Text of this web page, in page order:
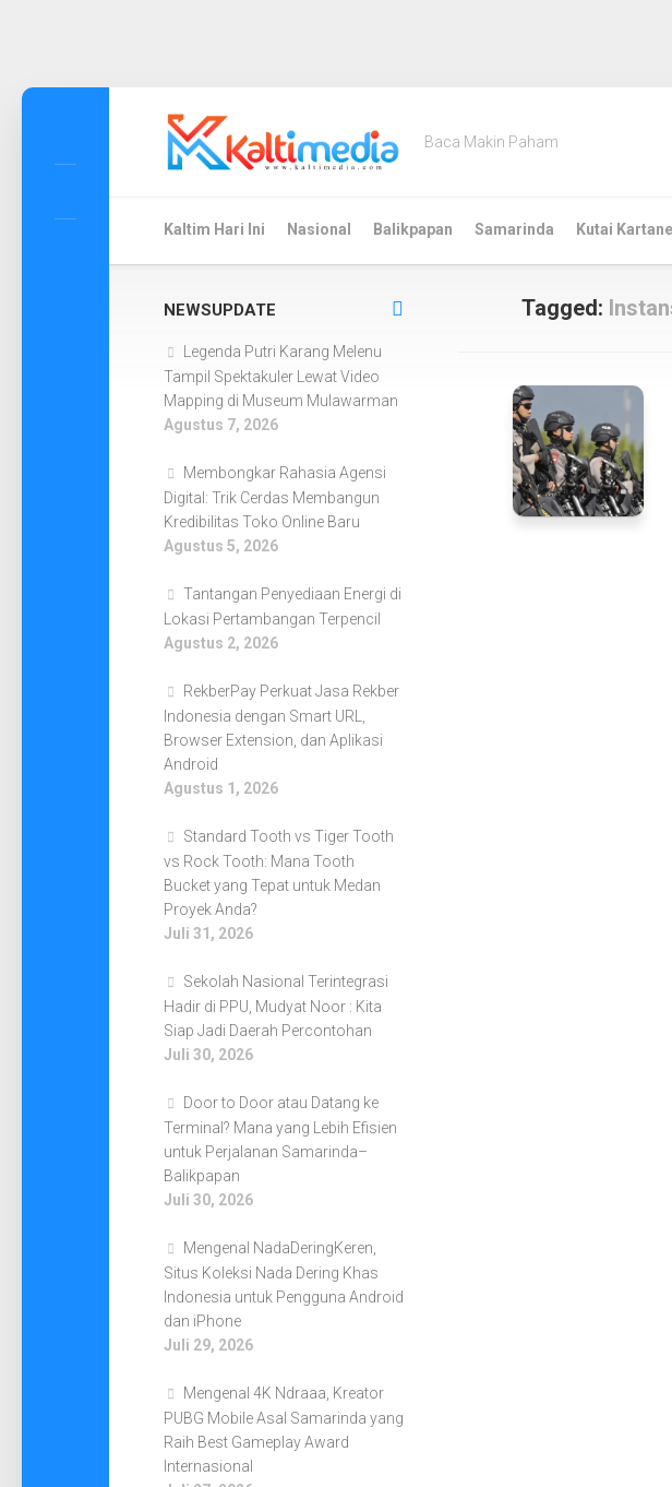
Skip
Baca Makin Paham
Kaltim Hari Ini Nasional Balikpapan Samarinda Kutai
Tagged:
NEWSUPDATE
Legenda Putri Karang Melenu
Tampil Spektakuler Lewat Video
Mapping di Museum Mulawarman
Agustus 7, 2026
Membongkar Rahasia Agensi
Digital: Trik Cerdas Membangun
Kredibilitas Toko Online Baru
Agustus 5, 2026
Tantangan Penyediaan Energi di
Lokasi Pertambangan Terpencil
Agustus 2, 2026
RekberPay Perkuat Jasa Rekber
Indonesia dengan Smart URL,
Browser Extension, dan Aplikasi
Android
Agustus 1, 2026
Standard Tooth vs Tiger Tooth
vs Rock Tooth: Mana Tooth
Bucket yang Tepat untuk Medan
Proyek Anda?
Juli 31, 2026
Sekolah Nasional Terintegrasi
Hadir di PPU, Mudyat Noor : Kita
Siap Jadi Daerah Percontohan
Juli 30, 2026
Door to Door atau Datang ke
Terminal? Mana yang Lebih Efisien
untuk Perjalanan Samarinda–
Balikpapan
Juli 30, 2026
Mengenal NadaDeringKeren,
Situs Koleksi Nada Dering Khas
Indonesia untuk Pengguna Android
dan iPhone
Juli 29, 2026
Mengenal 4K Ndraaa, Kreator
PUBG Mobile Asal Samarinda yang
Raih Best Gameplay Award
Internasional